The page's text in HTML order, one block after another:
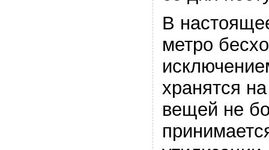
В
метро
хранятся
вещей не